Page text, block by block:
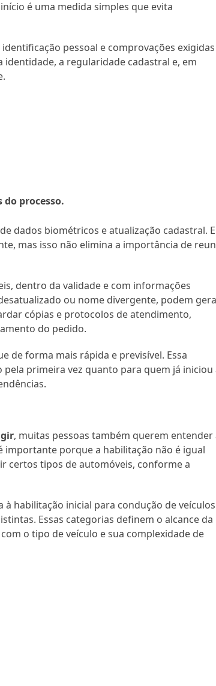
é uma medida simples que evita
pessoal e comprovações exigidas
a regularidade cadastral e, em
processo.
dados biométricos e atualização cadastral.
mas isso não elimina a importância de
dentro da validade e com informações
ou nome divergente, podem
cópias e protocolos de atendimento,
do pedido.
de forma mais rápida e previsível. Essa
primeira vez quanto para quem já iniciou
, muitas pessoas também querem entender
porque a habilitação não é igual
certos tipos de automóveis, conforme a
habilitação inicial para condução de veículos
Essas categorias definem o alcance da
o tipo de veículo e sua complexidade de